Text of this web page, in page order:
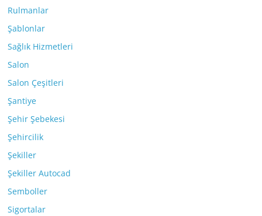
Rulmanlar
Şablonlar
Sağlık Hizmetleri
Salon
Salon Çeşitleri
Şantiye
Şehir Şebekesi
Şehircilik
Şekiller
Şekiller Autocad
Semboller
Sigortalar